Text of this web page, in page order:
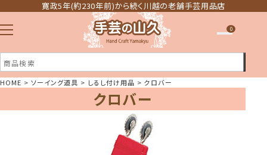
寛政5年(約230年前)から続く川越の老舗手芸用品店
注文履歴
ほしい物リスト
0
HOME ソーイング道具 しるし付け用品 クロバー
クロバー